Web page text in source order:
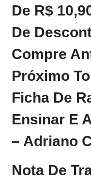
De R$
De
Compre
Próximo
Ficha De
Ensinar E
– Adriano
Nota De